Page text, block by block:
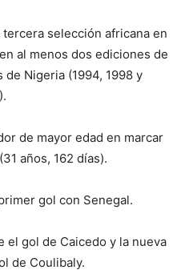
selección africana en
al menos dos ediciones de
Nigeria (1994, 1998 y
de mayor edad en marcar
años, 162 días).
gol con Senegal.
el gol de Caicedo y la nueva
de Coulibaly.